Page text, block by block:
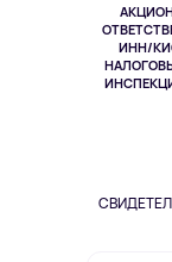
ИНН/
Здоровье
Одежда и